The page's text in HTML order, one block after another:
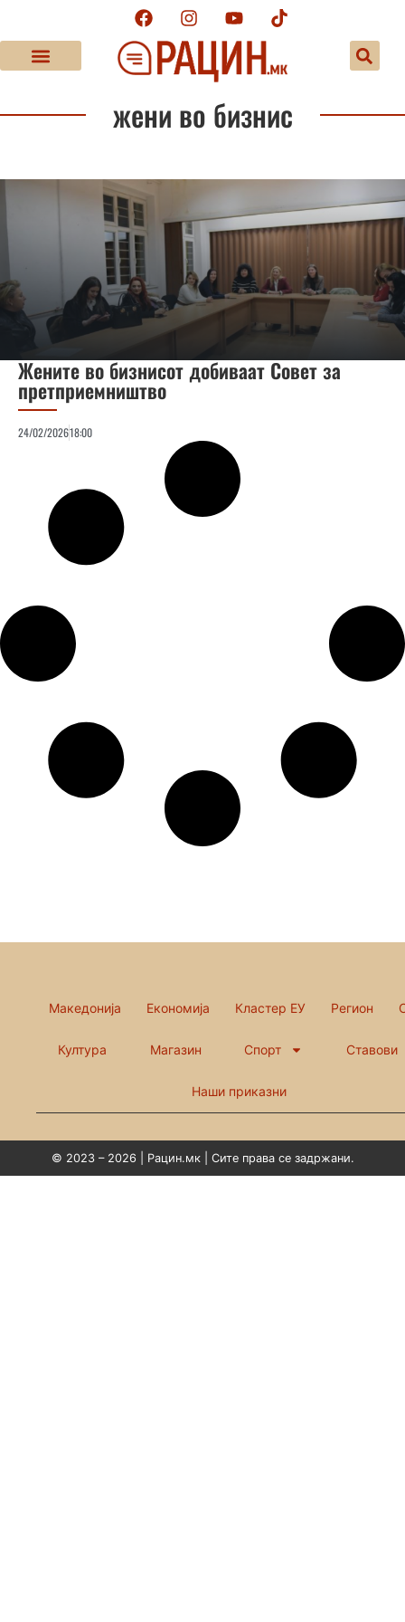
жени во бизнис
Жените во бизнисот добиваат Совет за
претприемништво
24/02/202618:00
Македонија Економија Кластер ЕУ Регион
Култура Магазин Спорт Ставови
Наши приказни
© 2023 – 2026 | Рацин.мк | Сите права се задржани.